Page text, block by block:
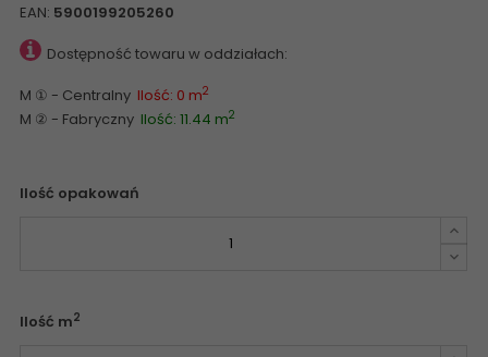
EAN: 5900199205260
Dostępność towaru w oddziałach:
M ① - Centralny Ilość: 0 m2
M ② - Fabryczny Ilość: 11.44 m2
Ilość opakowań
Ilość m2